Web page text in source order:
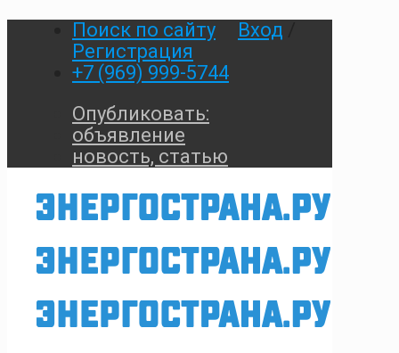
Поиск по сайту Вход
Регистрация
+7 (969) 999-5744
Опубликовать:
объявление
новость, статью